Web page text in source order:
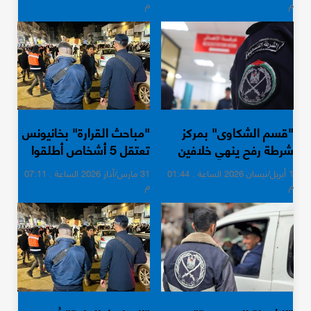
م م
"قسم الشكاوى" بمركز
شرطة رفح ينهي خلافين
ماليين بـ157 ألف شيكل 1 أبريل/نيسان 2026 الساعة . 01:44
م
"مباحث القرارة" بخانيونس
تعتقل 5 أشخاص أطلقوا
النار خارج إطار القانون31 مارس/آذار 2026 الساعة . 07:11
م